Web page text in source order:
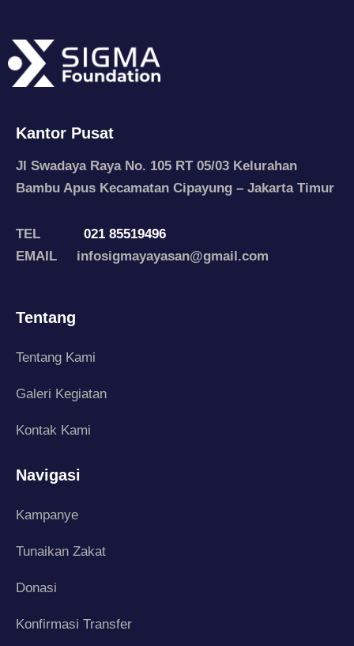
Kantor Pusat
Jl Swadaya Raya No. 105 RT 05/03 Kelurahan
Bambu Apus Kecamatan Cipayung – Jakarta Timur
TEL
021 85519496
EMAIL infosigmayayasan@gmail.com
Tentang
Tentang Kami
Galeri Kegiatan
Kontak Kami
Navigasi
Kampanye
Tunaikan Zakat
Donasi
Konfirmasi Transfer